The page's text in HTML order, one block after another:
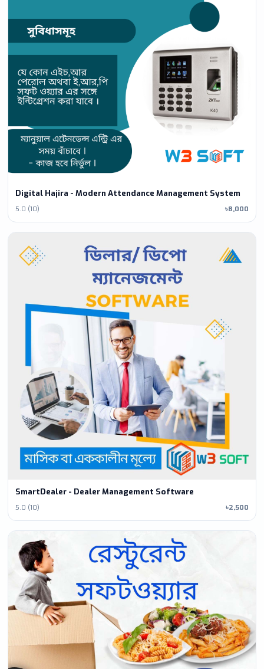
Digital Hajira - Modern Attendance Management System
5.0 (10) ৳8,000
SmartDealer - Dealer Management Software
5.0 (10) ৳2,500